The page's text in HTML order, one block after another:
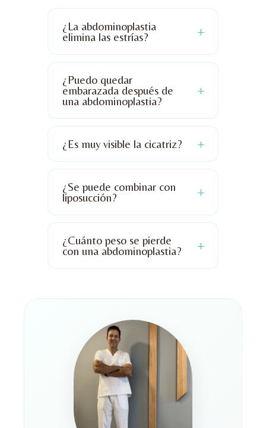
¿La abdominoplastia
elimina las estrías?
¿Puedo quedar
embarazada después de
una abdominoplastia?
¿Es muy visible la cicatriz?
¿Se puede combinar con
liposucción?
¿Cuánto peso se pierde
con una abdominoplastia?